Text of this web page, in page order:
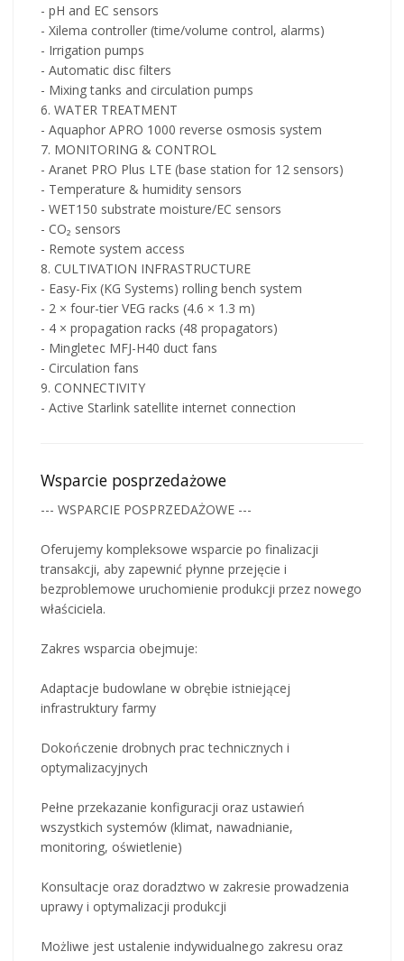
- pH and EC sensors
- Xilema controller (time/volume control, alarms)
- Irrigation pumps
- Automatic disc filters
- Mixing tanks and circulation pumps
6. WATER TREATMENT
- Aquaphor APRO 1000 reverse osmosis system
7. MONITORING & CONTROL
- Aranet PRO Plus LTE (base station for 12 sensors)
- Temperature & humidity sensors
- WET150 substrate moisture/EC sensors
- CO₂ sensors
- Remote system access
8. CULTIVATION INFRASTRUCTURE
- Easy-Fix (KG Systems) rolling bench system
- 2 × four-tier VEG racks (4.6 × 1.3 m)
- 4 × propagation racks (48 propagators)
- Mingletec MFJ-H40 duct fans
- Circulation fans
9. CONNECTIVITY
- Active Starlink satellite internet connection
Wsparcie posprzedażowe
--- WSPARCIE POSPRZEDAŻOWE ---
Oferujemy kompleksowe wsparcie po finalizacji
transakcji, aby zapewnić płynne przejęcie i
bezproblemowe uruchomienie produkcji przez nowego
właściciela.
Zakres wsparcia obejmuje:
Adaptacje budowlane w obrębie istniejącej
infrastruktury farmy
Dokończenie drobnych prac technicznych i
optymalizacyjnych
Pełne przekazanie konfiguracji oraz ustawień
wszystkich systemów (klimat, nawadnianie,
monitoring, oświetlenie)
Konsultacje oraz doradztwo w zakresie prowadzenia
uprawy i optymalizacji produkcji
Możliwe jest ustalenie indywidualnego zakresu oraz